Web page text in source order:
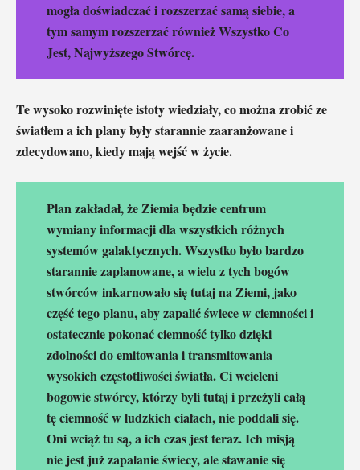
mogła doświadczać i rozszerzać samą siebie, a
tym samym rozszerzać również Wszystko Co
Jest, Najwyższego Stwórcę.
Te wysoko rozwinięte istoty wiedziały, co można zrobić ze
światłem a ich plany były starannie zaaranżowane i
zdecydowano, kiedy mają wejść w życie.
Plan zakładał, że Ziemia będzie centrum
wymiany informacji dla wszystkich różnych
systemów galaktycznych. Wszystko było bardzo
starannie zaplanowane, a wielu z tych bogów
stwórców inkarnowało się tutaj na Ziemi, jako
część tego planu, aby zapalić świece w ciemności i
ostatecznie pokonać ciemność tylko dzięki
zdolności do emitowania i transmitowania
wysokich częstotliwości światła. Ci wcieleni
bogowie stwórcy, którzy byli tutaj i przeżyli całą
tę ciemność w ludzkich ciałach, nie poddali się.
Oni wciąż tu są, a ich czas jest teraz. Ich misją
nie jest już zapalanie świecy, ale stawanie się